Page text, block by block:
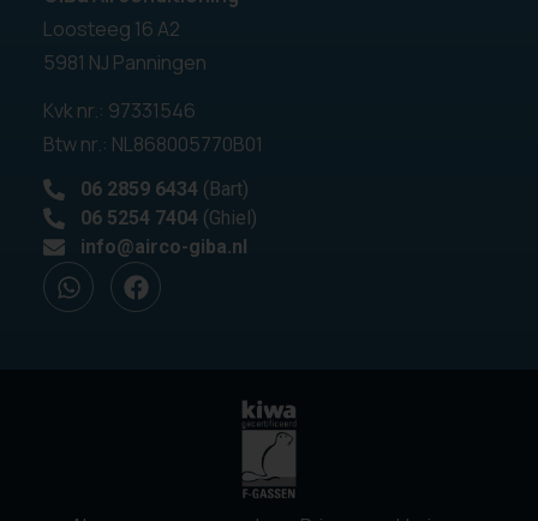
Loosteeg 16 A2
5981 NJ Panningen
Kvk nr.: 97331546
Btw nr.: NL868005770B01
06 2859 6434 (Bart)
06 5254 7404 (Ghiel)
info@airco-giba.nl